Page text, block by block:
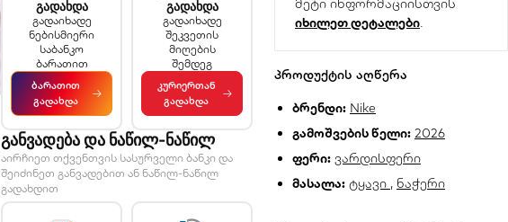
გადახდა
გადაიხადე
ნებისმიერი
საბანკო
ბარათით
ბარათით
გადახდა
→
გადახდა
გადაიხადე
შეკვეთის
მიღების
შემდეგ
კურიერთან
გადახდა
→
განვადება და ნაწილ-ნაწილ
აირჩიეთ თქვენთვის სასურველი ბანკი და
შეიძინეთ განვადებით ან ნაწილ-ნაწილ
გადახდით
მეტი ინფორმაციისთვის
იხილეთ დეტალები.
პროდუქტის აღწერა
ბრენდი: Nike
გამოშვების წელი: 2026
ფერი: ვარდისფერი
მასალა: ტყავი , ნაჭერი